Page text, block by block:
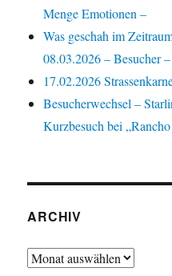
Menge Emotionen –
Was geschah im
08.03.2026 – Besucher
17.02.2026
Besucherwechsel –
Kurzbesuch bei
ARCHIV
Archiv